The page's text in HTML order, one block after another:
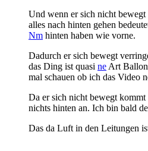
Und wenn er sich nicht
alles nach hinten gehen
Nm hinten haben wie vorne.
Dadurch er sich bewegt
das Ding ist quasi neArt Ballon
mal schauen ob ich das Video
Da er sich nicht bewegt kommt
nichts hinten an. Ich bin bald
Das da Luft in den Leitungen